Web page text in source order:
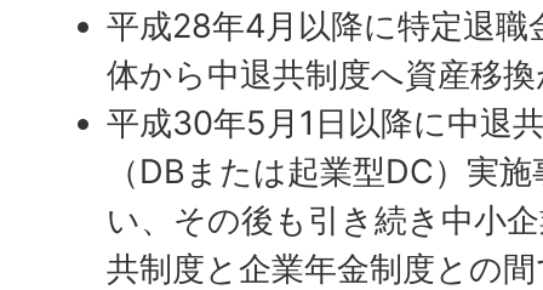
平成28年4月以降に特定退
体から中退共制度へ資産移
平成30年5月1日以降に中退
（DBまたは起業型DC）実
い、その後も引き続き中小
共制度と企業年金制度との